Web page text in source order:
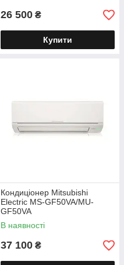
26 500 ₴
Купити
Кондиціонер Mitsubishi
Electric MS-GF50VA/MU-
GF50VA
В наявності
37 100 ₴